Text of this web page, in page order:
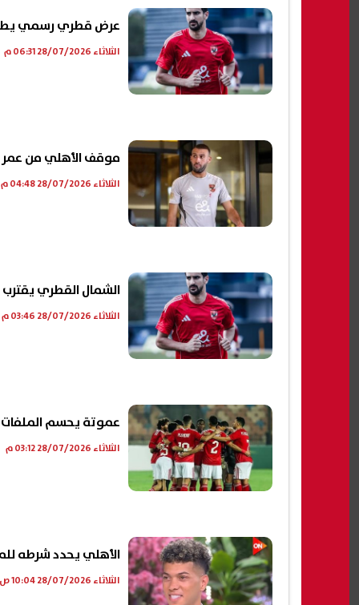
عرض قطري رسمي
الثلاثاء 28/07/2026 06:31 م
موقف الأهلي من
الثلاثاء 28/07/2026 04:48 م
الشمال القطري
الثلاثاء 28/07/2026 03:46 م
عموتة يحسم الملفات الساخنة.. 10 لاعبين على
الثلاثاء 28/07/2026 03:12 م
الأهلي يحدد شرطه
الثلاثاء 28/07/2026 10:04 ص